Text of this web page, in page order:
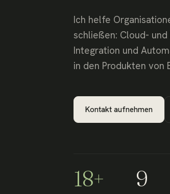
Ich helfe
schließen: Cloud-
Integration und
in den Produkten von
Kontakt aufnehmen
18+ 9